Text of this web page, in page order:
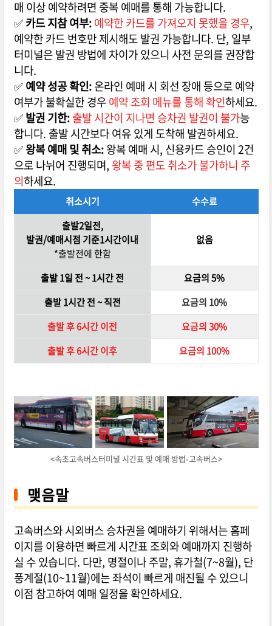
매 이상 예약하려면 중복 예매를 통해 가능합니다.
✅카드 지참 여부:예약한 카드를 가져오지 못했을 경우,
예약한 카드 번호만 제시해도 발권 가능합니다. 단, 일부
터미널은 발권 방법에 차이가 있으니 사전 문의를 권장합
니다.
✅예약 성공 확인:온라인 예매 시 회선 장애 등으로 예약
여부가 불확실한 경우예약 조회 메뉴를 통해 확인하세요.
✅발권 기한:출발 시간이 지나면 승차권 발권이 불가능
합니다. 출발 시간보다 여유 있게 도착해 발권하세요.
✅왕복 예매 및 취소:왕복 예매 시, 신용카드 승인이 2건
으로 나뉘어 진행되며, 왕복 중 편도 취소가 불가하니 주
의하세요.
취소시기
수수료
출발2일전,
발권/예매시점 기준1시간이내
*출발전에 한함
없음
출발 1일 전 ~ 1시간 전
요금의 5%
출발 1시간 전 ~ 직전
요금의 10%
출발 후 6시간 이전
요금의 30%
출발 후 6시간 이후
요금의 100%
<속초고속버스터미널 시간표 및 예매 방법-고속버스>
맺음말
고속버스와 시외버스 승차권을 예매하기 위해서는 홈페
이지를 이용하면 빠르게 시간표 조회와 예매까지 진행하
실 수 있습니다. 다만, 명절이나 주말, 휴가철(7~8월), 단
풍계절(10~11월)에는 좌석이 빠르게 매진될 수 있으니
이점 참고하여 예매 일정을 확인하세요.